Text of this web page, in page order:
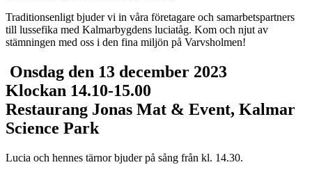
Traditionsenligt bjuder vi in våra företagare och samarbetspartners
till lussefika med Kalmarbygdens luciatåg. Kom och njut av
stämningen med oss i den fina miljön på Varvsholmen!
Onsdag den 13 december 2023
Klockan 14.10-15.00
Restaurang Jonas Mat & Event, Kalmar
Science Park
Lucia och hennes tärnor bjuder på sång från kl. 14.30.